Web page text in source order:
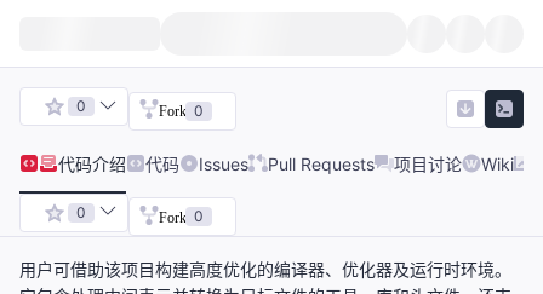
0 Fork 0
代码介绍 代码 Issues Pull Requests 项目讨论 Wiki
0 Fork 0
用户可借助该项目构建高度优化的编译器、优化器及运行时环境。